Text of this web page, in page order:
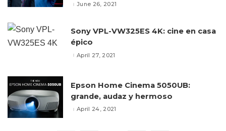
June 26, 2021
Sony VPL-VW325ES 4K: cine en casa
épico
April 27, 2021
Epson Home Cinema 5050UB:
grande, audaz y hermoso
April 24, 2021